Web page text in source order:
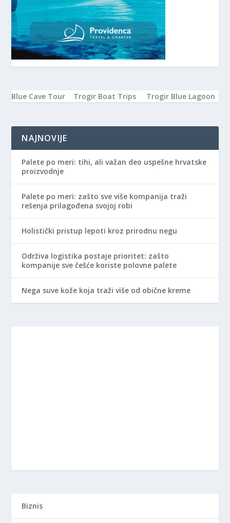
Blue Cave Tour Trogir Boat Trips Trogir Blue Lagoon
NAJNOVIJE
Palete po meri: tihi, ali važan deo uspešne hrvatske
proizvodnje
Palete po meri: zašto sve više kompanija traži
rešenja prilagođena svojoj robi
Holistički pristup lepoti kroz prirodnu negu
Održiva logistika postaje prioritet: zašto
kompanije sve češće koriste polovne palete
Nega suve kože koja traži više od obične kreme
Biznis